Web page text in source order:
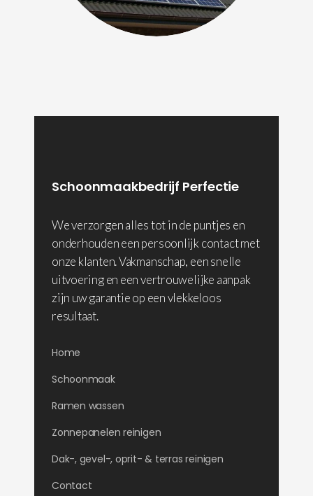
Schoonmaakbedrijf Perfectie
We verzorgen alles tot in de puntjes en
onderhouden een persoonlijk contact met
onze klanten. Vakmanschap, een snelle
uitvoering en een vertrouwelijke aanpak
zijn uw garantie op een vlekkeloos
resultaat.
Home
Schoonmaak
Ramen wassen
Zonnepanelen reinigen
Dak-, gevel-, oprit- & terras reinigen
Contact